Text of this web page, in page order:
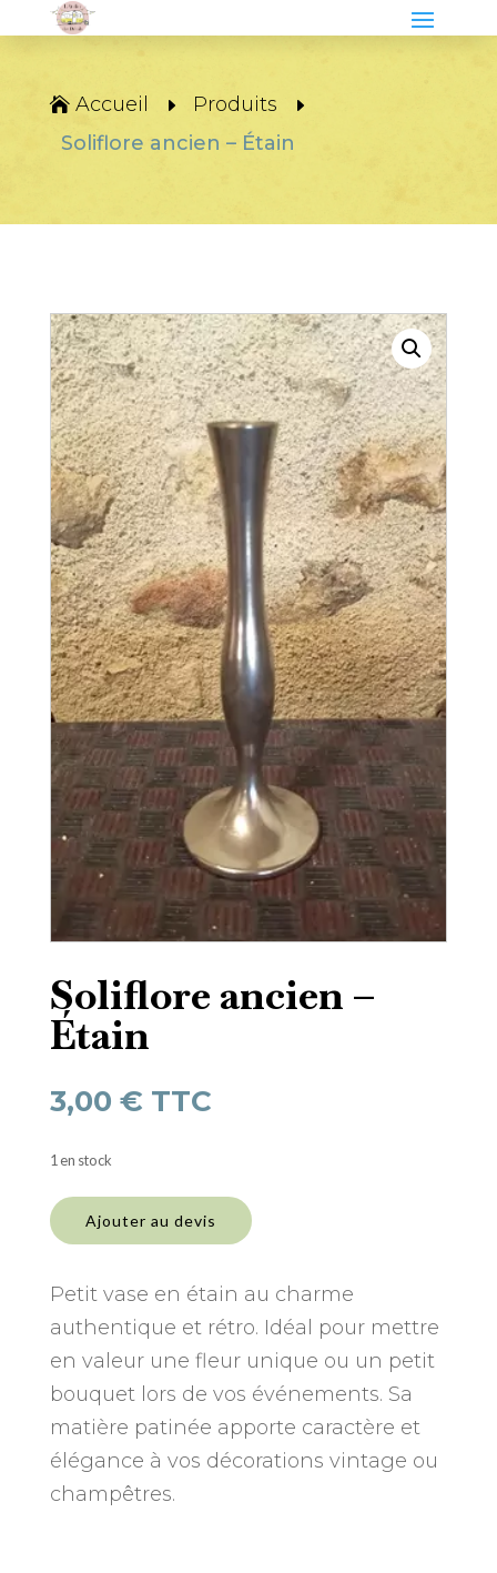
Accueil
Produits
Soliflore ancien – Étain
Soliflore ancien –
Étain
3,00 € TTC
1 en stock
de
Soliflore
–
Ajouter au devis
Petit vase en étain au charme
authentique et rétro. Idéal pour mettre
en valeur une fleur unique ou un petit
bouquet lors de vos événements. Sa
matière patinée apporte caractère et
élégance à vos décorations vintage ou
champêtres.